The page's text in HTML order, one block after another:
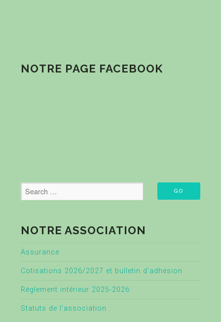
NOTRE PAGE FACEBOOK
NOTRE ASSOCIATION
Assurance
Cotisations 2026/2027 et bulletin d’adhésion
Règlement intérieur 2025-2026
Statuts de l’association